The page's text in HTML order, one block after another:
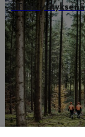
STIHL yrityksenä